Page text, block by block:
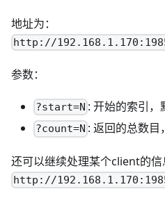
地址为：
http://
参数：
?start=N : 开始的索引，
?count=N : 返回的总数目
还可以继续处理某个client的信
http://